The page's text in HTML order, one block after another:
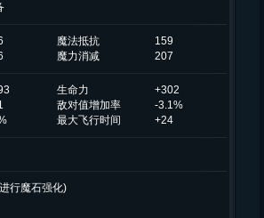
魔法抵抗
159
魔力消减 207
生命力
+302
敌对值增加率
-3.1%
最大飞行时间 +24
行魔石强化)